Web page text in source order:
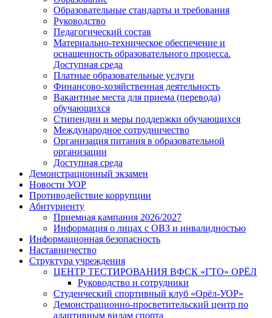
Образовательные стандарты и требования
Руководство
Педагогический состав
Материально-техническое обеспечение и
оснащенность образовательного процесса.
Доступная среда
Платные образовательные услуги
Финансово-хозяйственная деятельность
Вакантные места для приема (перевода)
обучающихся
Стипендии и меры поддержки обучающихся
Международное сотрудничество
Организация питания в образовательной
организации
Доступная среда
Демонстрационный экзамен
Новости УОР
Противодействие коррупции
Абитуриенту
Приемная кампания 2026/2027
Информация о лицах с ОВЗ и инвалидностью
Информационная безопасность
Наставничество
Структура учреждения
ЦЕНТР ТЕСТИРОВАНИЯ ВФСК «ГТО» ОРЁЛ
Руководство и сотрудники
Студенческий спортивный клуб «Орёл-УОР»
Демонстрационно-просветительский центр по
адаптивным видам спорта